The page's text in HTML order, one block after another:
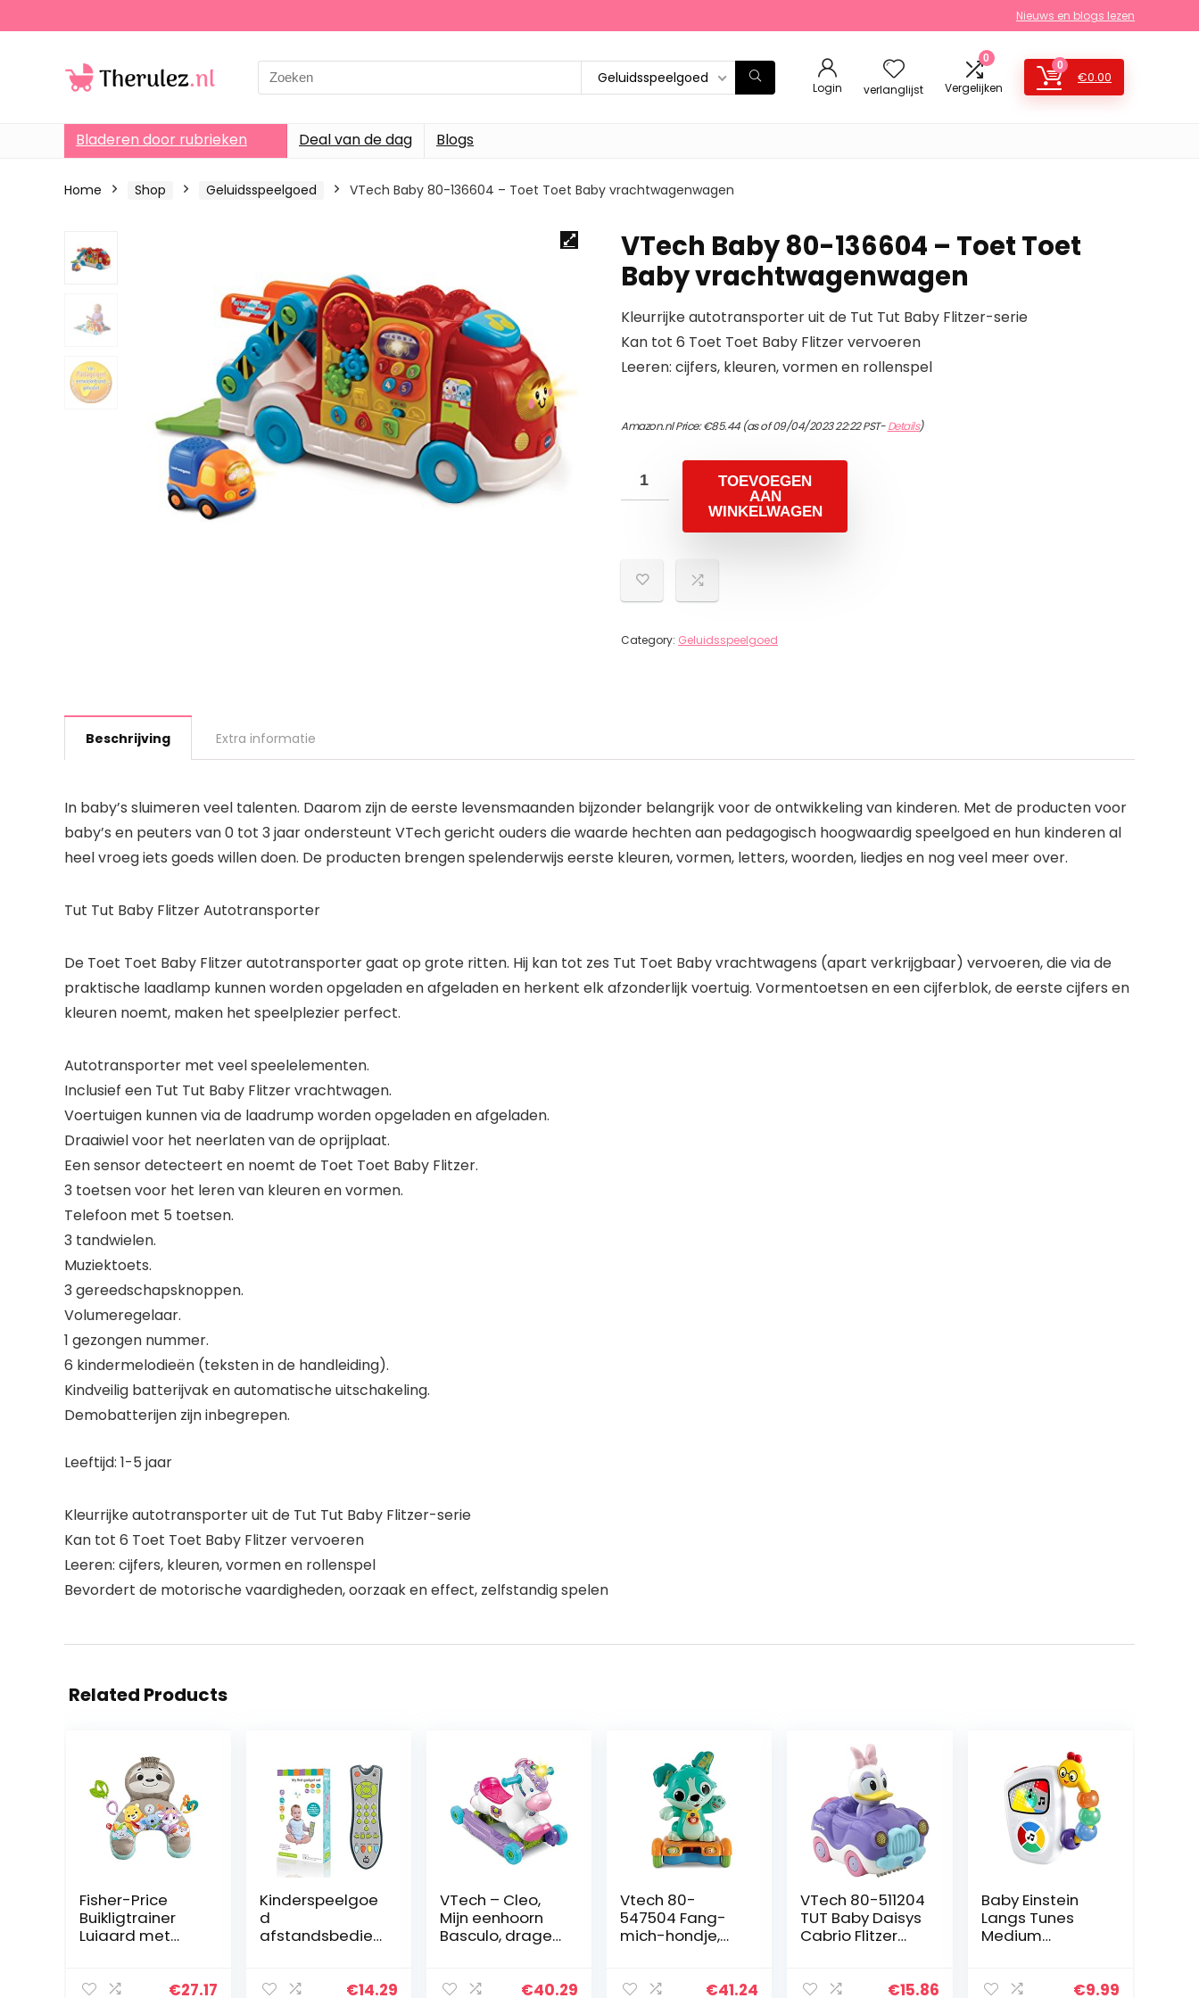
Nieuws en blogs lezen
Search
for:
Geluidsspeelgoed
Login verlanglijst
0
Vergelijken
0
€0.00
Bladeren door rubrieken Deal van de dag Blogs
Home Shop Geluidsspeelgoed VTech Baby 80-136604 – Toet Toet Baby vrachtwagenwagen
VTech Baby 80-136604 – Toet Toet
Baby vrachtwagenwagen
Kleurrijke autotransporter uit de Tut Tut Baby Flitzer-serie
Kan tot 6 Toet Toet Baby Flitzer vervoeren
Leeren: cijfers, kleuren, vormen en rollenspel
Amazon.nl Price:€85.44(as of 09/04/2023 22:22 PST-Details)
TOEVOEGEN
AAN
WINKELWAGEN
Category: Geluidsspeelgoed
Beschrijving Extra informatie
In baby’s sluimeren veel talenten. Daarom zijn de eerste levensmaanden bijzonder belangrijk voor de ontwikkeling van kinderen. Met de producten voor
baby’s en peuters van 0 tot 3 jaar ondersteunt VTech gericht ouders die waarde hechten aan pedagogisch hoogwaardig speelgoed en hun kinderen al
heel vroeg iets goeds willen doen. De producten brengen spelenderwijs eerste kleuren, vormen, letters, woorden, liedjes en nog veel meer over.
Tut Tut Baby Flitzer Autotransporter
De Toet Toet Baby Flitzer autotransporter gaat op grote ritten. Hij kan tot zes Tut Toet Baby vrachtwagens (apart verkrijgbaar) vervoeren, die via de
praktische laadlamp kunnen worden opgeladen en afgeladen en herkent elk afzonderlijk voertuig. Vormentoetsen en een cijferblok, de eerste cijfers en
kleuren noemt, maken het speelplezier perfect.
Autotransporter met veel speelelementen.
Inclusief een Tut Tut Baby Flitzer vrachtwagen.
Voertuigen kunnen via de laadrump worden opgeladen en afgeladen.
Draaiwiel voor het neerlaten van de oprijplaat.
Een sensor detecteert en noemt de Toet Toet Baby Flitzer.
3 toetsen voor het leren van kleuren en vormen.
Telefoon met 5 toetsen.
3 tandwielen.
Muziektoets.
3 gereedschapsknoppen.
Volumeregelaar.
1 gezongen nummer.
6 kindermelodieën (teksten in de handleiding).
Kindveilig batterijvak en automatische uitschakeling.
Demobatterijen zijn inbegrepen.
Leeftijd: 1-5 jaar
Kleurrijke autotransporter uit de Tut Tut Baby Flitzer-serie
Kan tot 6 Toet Toet Baby Flitzer vervoeren
Leeren: cijfers, kleuren, vormen en rollenspel
Bevordert de motorische vaardigheden, oorzaak en effect, zelfstandig spelen
Related Products
Fisher-Price
Buikligtrainer
Luiaard met
op de buik met
€27.17
Kinderspeelgoe
d
afstandsbedien
ing speelgoed,
€14.29
VTech – Cleo,
Mijn eenhoorn
Basculo, drager
versie FR
€40.29
Vtech 80-
547504 Fang-
mich-hondje,
€41.24
VTech 80-511204
TUT Baby Daisys
Cabrio Flitzer
meerkleurig€15.86
Baby Einstein
Langs Tunes
Medium
€9.99